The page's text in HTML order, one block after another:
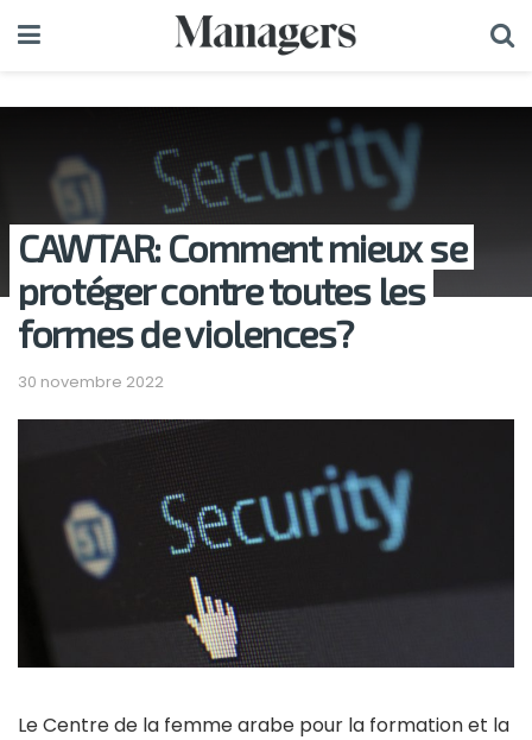
CAWTAR: Comment mieux se
protéger contre toutes les
formes de violences?
30 novembre 2022
Le Centre de la femme arabe pour la formation et la